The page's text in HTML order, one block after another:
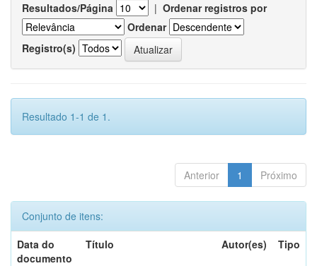
Resultados/Página | Ordenar registros por
Ordenar
Registro(s)
Resultado 1-1 de 1.
Anterior 1 Próximo
Conjunto de itens:
Data do
documento
Título Autor(es) Tipo